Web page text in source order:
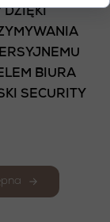
DZIĘKI
BIURA
SECURITY